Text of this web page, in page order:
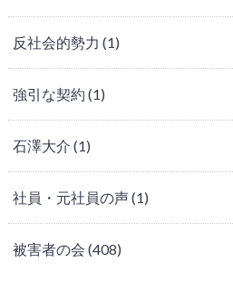
反社会的勢力 (1)
強引な契約 (1)
石澤大介 (1)
社員・元社員の声(1)
被害者の会 (408)